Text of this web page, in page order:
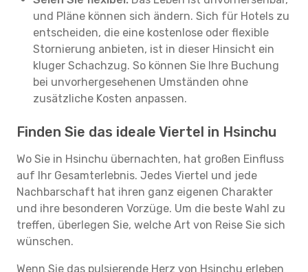
und Pläne können sich ändern. Sich für Hotels zu
entscheiden, die eine kostenlose oder flexible
Stornierung anbieten, ist in dieser Hinsicht ein
kluger Schachzug. So können Sie Ihre Buchung
bei unvorhergesehenen Umständen ohne
zusätzliche Kosten anpassen.
Finden Sie das ideale Viertel in Hsinchu
Wo Sie in Hsinchu übernachten, hat großen Einfluss
auf Ihr Gesamterlebnis. Jedes Viertel und jede
Nachbarschaft hat ihren ganz eigenen Charakter
und ihre besonderen Vorzüge. Um die beste Wahl zu
treffen, überlegen Sie, welche Art von Reise Sie sich
wünschen.
Wenn Sie das pulsierende Herz von Hsinchu erleben